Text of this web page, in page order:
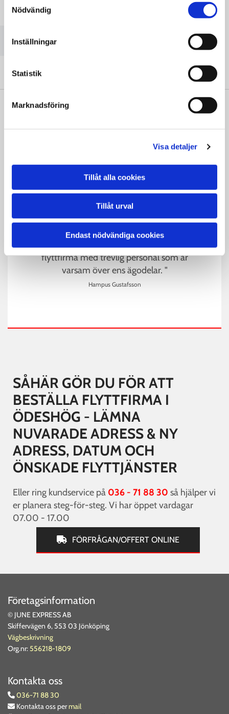
Nödvändig
Inställningar
Statistik
Marknadsföring
Visa detaljer
Tillåt alla cookies
Tillåt urval
Endast nödvändiga cookies
Vänligen acceptera marknadsföringscookies för att se
Vera Moqvist
" Snabb, effektiv och kostnads effektiv
flyttfirma med trevlig personal som är
varsam över ens ägodelar. "
Hampus Gustafsson
SÅHÄR GÖR DU FÖR ATT
BESTÄLLA FLYTTFIRMA I
ÖDESHÖG - LÄMNA
NUVARADE ADRESS & NY
ADRESS, DATUM OCH
ÖNSKADE FLYTTJÄNSTER
Eller ring kundservice på 036 - 71 88 30 så hjälper vi
er planera steg-för-steg. Vi har öppet vardagar
07.00 - 17.00
FÖRFRÅGAN/OFFERT ONLINE
Företagsinformation
© JUNE EXPRESS AB
Skiffervägen 6, 553 03 Jönköping
Vägbeskrivning
Org.nr: 556218-1809
Kontakta oss
 036-71 88 30
 Kontakta oss permail